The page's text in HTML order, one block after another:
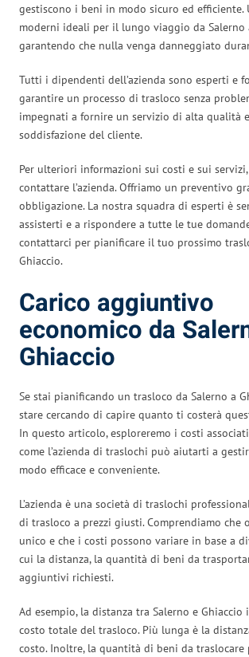
gestiscono i beni in modo sicuro ed efficiente.
moderni ideali per il lungo viaggio da Salerno
garantendo che nulla venga danneggiato
Tutti i dipendenti dell’azienda sono esperti e
garantire un processo di trasloco senza
impegnati a fornire un servizio di alta qualità
soddisfazione del cliente.
Per ulteriori informazioni sui costi e sui
contattare l’azienda. Offriamo un preventivo
obbligazione. La nostra squadra di esperti è
assisterti e a rispondere a tutte le tue
contattarci per pianificare il tuo prossimo
Ghiaccio.
Carico aggiuntivo
economico da
Ghiaccio
Se stai pianificando un trasloco da Salerno a
stare cercando di capire quanto ti costerà
In questo articolo, esploreremo i costi
come l’azienda di traslochi può aiutarti a
modo efficace e conveniente.
L’azienda è una società di traslochi
di trasloco a prezzi giusti. Comprendiamo che
unico e che i costi possono variare in base a
cui la distanza, la quantità di beni da
aggiuntivi richiesti.
Ad esempio, la distanza tra Salerno e
costo totale del trasloco. Più lunga è la
costo. Inoltre, la quantità di beni da